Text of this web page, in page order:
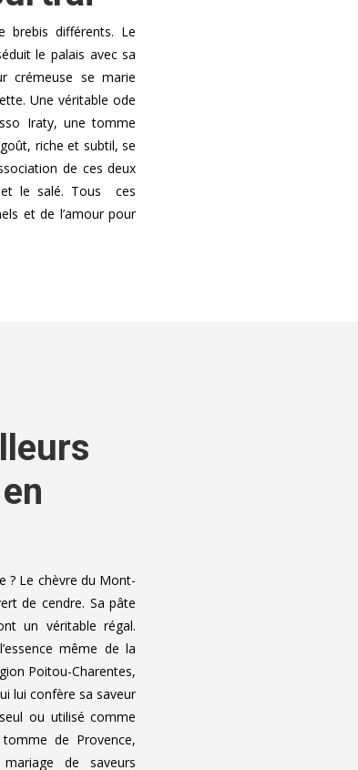
brebis différents. Le
le palais avec sa
crémeuse se marie
Une véritable ode
Iraty, une tomme
riche et subtil, se
de ces deux
et le salé. Tous ces
et de l’amour pour
? Le chèvre du Mont-
de cendre. Sa pâte
un véritable régal.
même de la
Poitou-Charentes,
lui confère sa saveur
ou utilisé comme
de Provence,
de saveurs